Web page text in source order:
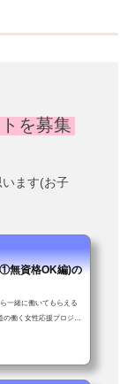
を募集
ます(お子
無資格OK編)の
一緒に働いてもらえる
の働く女性応援プロジェ
業務に支障がなければ。
！(いや、むしろ大歓